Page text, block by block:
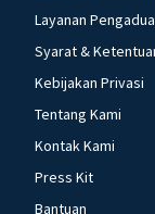
Layanan
Syarat &
Kebijakan Privasi
Tentang Kami
Kontak Kami
Press Kit
Bantuan